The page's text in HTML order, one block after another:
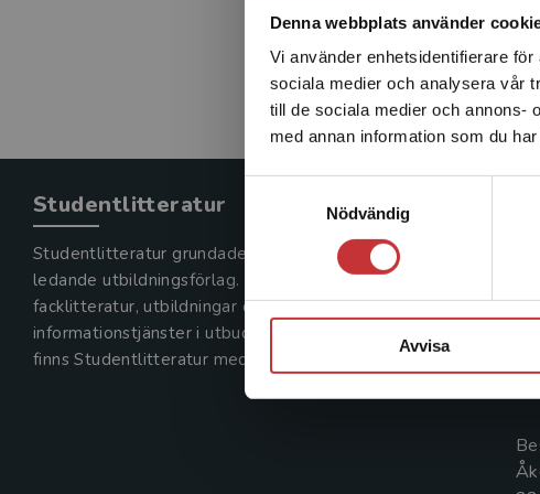
Denna webbplats använder
Vi använder enhetsidentifierare
sociala medier och analysera vår
till de sociala medier och annons-
med annan information som du
Nödvändig
Avvisa
Studentlitteratur
Studentlitteratur grundades 1963 och är idag Sveriges
ledande utbildningsförlag. Med läromedel, kurslitteratur,
facklitteratur, utbildningar och digitala
informationstjänster i utbudet,
finns Studentlitteratur med längs hela kunskapsresan.